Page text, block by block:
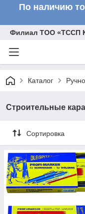
По наличию
Филиал ТОО «ТССП
Каталог
Строительные
Сортировка